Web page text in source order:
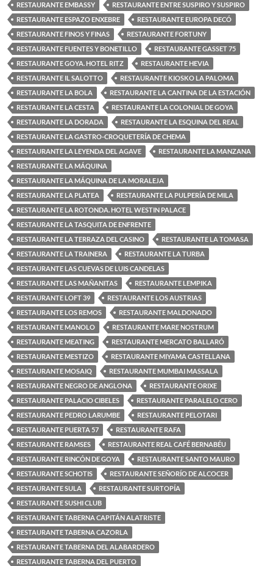
RESTAURANTE EMBASSY
RESTAURANTE ENTRE SUSPIRO Y SUSPIRO
RESTAURANTE ESPAZO ENXEBRE
RESTAURANTE EUROPA DECÓ
RESTAURANTE FINOS Y FINAS
RESTAURANTE FORTUNY
RESTAURANTE FUENTES Y BONETILLO
RESTAURANTE GASSET 75
RESTAURANTE GOYA. HOTEL RITZ
RESTAURANTE HEVIA
RESTAURANTE IL SALOTTO
RESTAURANTE KIOSKO LA PALOMA
RESTAURANTE LA BOLA
RESTAURANTE LA CANTINA DE LA ESTACIÓN
RESTAURANTE LA CESTA
RESTAURANTE LA COLONIAL DE GOYA
RESTAURANTE LA DORADA
RESTAURANTE LA ESQUINA DEL REAL
RESTAURANTE LA GASTRO-CROQUETERÍA DE CHEMA
RESTAURANTE LA LEYENDA DEL AGAVE
RESTAURANTE LA MANZANA
RESTAURANTE LA MÁQUINA
RESTAURANTE LA MÁQUINA DE LA MORALEJA
RESTAURANTE LA PLATEA
RESTAURANTE LA PULPERÍA DE MILA
RESTAURANTE LA ROTONDA. HOTEL WESTIN PALACE
RESTAURANTE LA TASQUITA DE ENFRENTE
RESTAURANTE LA TERRAZA DEL CASINO
RESTAURANTE LA TOMASA
RESTAURANTE LA TRAINERA
RESTAURANTE LA TURBA
RESTAURANTE LAS CUEVAS DE LUIS CANDELAS
RESTAURANTE LAS MAÑANITAS
RESTAURANTE LEMPIKA
RESTAURANTE LOFT 39
RESTAURANTE LOS AUSTRIAS
RESTAURANTE LOS REMOS
RESTAURANTE MALDONADO
RESTAURANTE MANOLO
RESTAURANTE MARE NOSTRUM
RESTAURANTE MEATING
RESTAURANTE MERCATO BALLARÓ
RESTAURANTE MESTIZO
RESTAURANTE MIYAMA CASTELLANA
RESTAURANTE MOSAIQ
RESTAURANTE MUMBAI MASSALA
RESTAURANTE NEGRO DE ANGLONA
RESTAURANTE ORIXE
RESTAURANTE PALACIO CIBELES
RESTAURANTE PARALELO CERO
RESTAURANTE PEDRO LARUMBE
RESTAURANTE PELOTARI
RESTAURANTE PUERTA 57
RESTAURANTE RAFA
RESTAURANTE RAMSES
RESTAURANTE REAL CAFÉ BERNABÉU
RESTAURANTE RINCÓN DE GOYA
RESTAURANTE SANTO MAURO
RESTAURANTE SCHOTIS
RESTAURANTE SEÑORÍO DE ALCOCER
RESTAURANTE SULA
RESTAURANTE SURTOPÍA
RESTAURANTE SUSHI CLUB
RESTAURANTE TABERNA CAPITÁN ALATRISTE
RESTAURANTE TABERNA CAZORLA
RESTAURANTE TABERNA DEL ALABARDERO
RESTAURANTE TABERNA DEL PUERTO